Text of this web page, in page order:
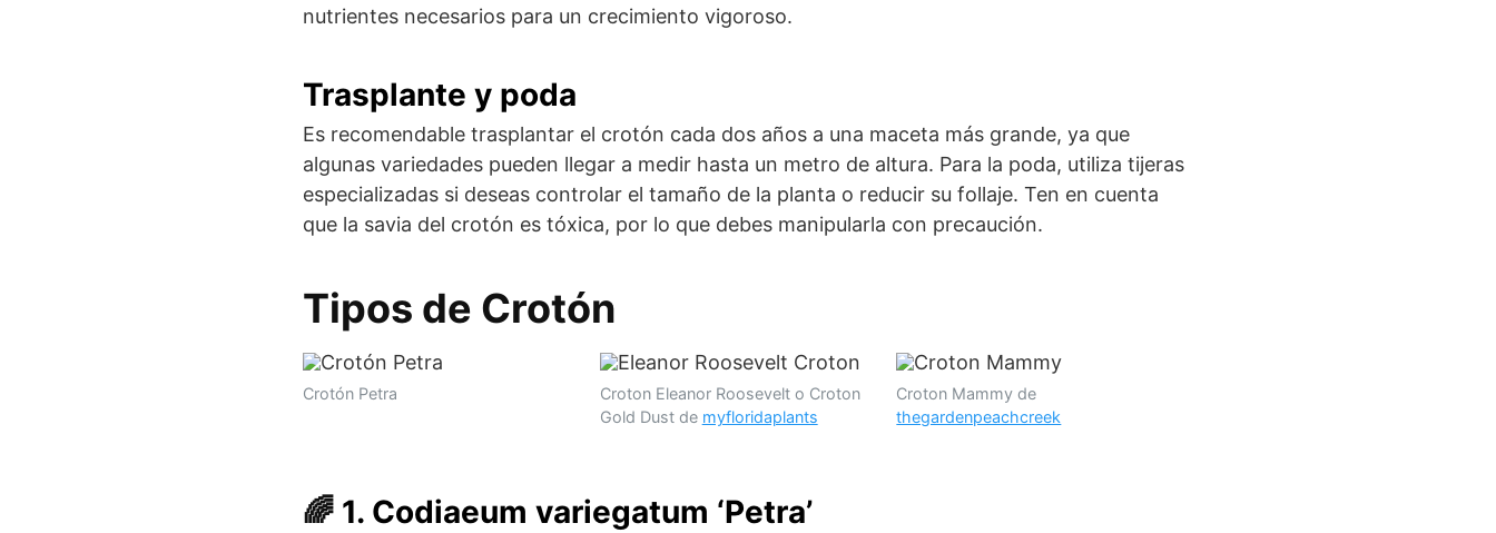
nutrientes necesarios para un crecimiento vigoroso.
Trasplante y poda
Es recomendable trasplantar el crotón cada dos años a una maceta más grande, ya que
algunas variedades pueden llegar a medir hasta un metro de altura. Para la poda, utiliza tijeras
especializadas si deseas controlar el tamaño de la planta o reducir su follaje. Ten en cuenta
que la savia del crotón es tóxica, por lo que debes manipularla con precaución.
Tipos de Crotón
Crotón Petra
Croton Eleanor Roosevelt o Croton
Gold Dust de myfloridaplants
Croton Mammy de
thegardenpeachcreek
🌈 1. Codiaeum variegatum ‘Petra’